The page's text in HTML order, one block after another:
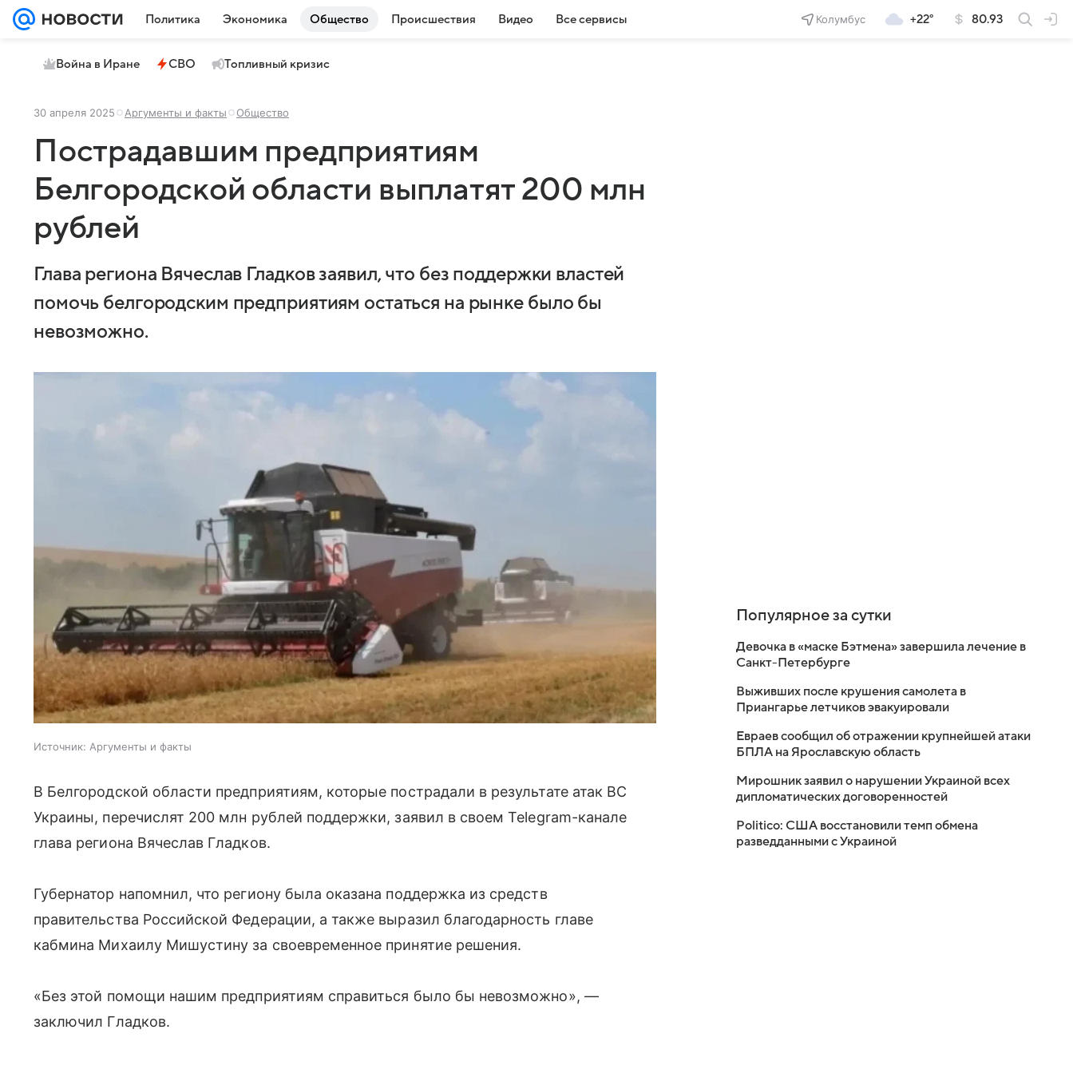
Политика Экономика Общество Происшествия Видео Все сервисы Колумбус +22° 80.93
Война в Иране СВО Топливный кризис
30 апреля 2025 Аргументы и факты Общество
Пострадавшим предприятиям
Белгородской области выплатят 200 млн
рублей
Глава региона Вячеслав Гладков заявил, что без поддержки властей
помочь белгородским предприятиям остаться на рынке было бы
невозможно.
Источник: Аргументы и факты
В Белгородской области предприятиям, которые пострадали в результате атак ВС
Украины, перечислят 200 млн рублей поддержки, заявил в своем Telegram-канале
глава региона Вячеслав Гладков.
Губернатор напомнил, что региону была оказана поддержка из средств
правительства Российской Федерации, а также выразил благодарность главе
кабмина Михаилу Мишустину за своевременное принятие решения.
«Без этой помощи нашим предприятиям справиться было бы невозможно», —
заключил Гладков.
Популярное за сутки
Девочка в «маске Бэтмена» завершила лечение в
Санкт-Петербурге
Выживших после крушения самолета в
Приангарье летчиков эвакуировали
Евраев сообщил об отражении крупнейшей атаки
БПЛА на Ярославскую область
Мирошник заявил о нарушении Украиной всех
дипломатических договоренностей
Politico: США восстановили темп обмена
разведданными с Украиной